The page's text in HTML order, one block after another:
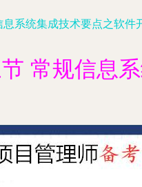
系统集成技术要点之软件
常规信息